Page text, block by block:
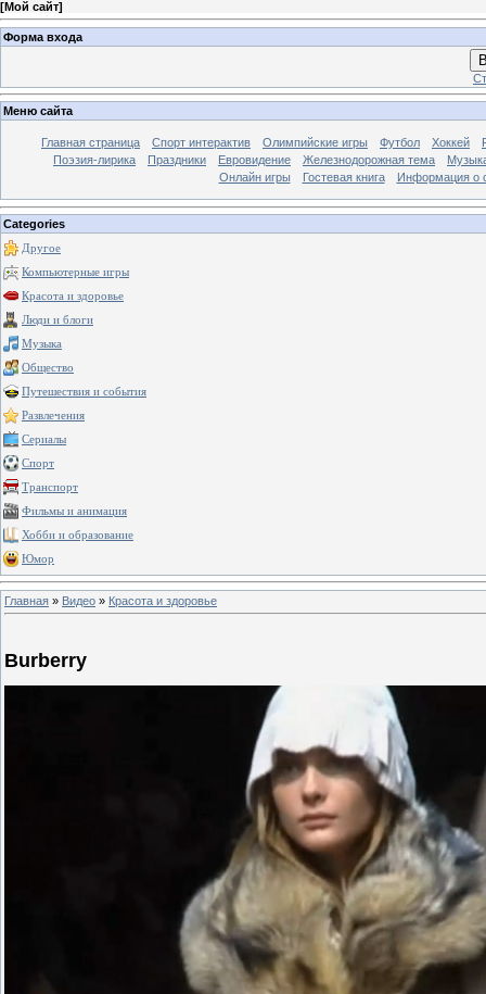
[Мой сайт]
Форма входа
Меню сайта
Главная страница Спорт интерактив Олимпийские игры Футбол Хоккей
Поэзия-лирика
Праздники Евровидение Железнодорожная тема
Онлайн игры
Гостевая книга Информация о
Categories
Другое
Компьютерные игры
Красота и здоровье
Люди и блоги
Музыка
Общество
Путешествия и события
Развлечения
Сериалы
Спорт
Транспорт
Фильмы и анимация
Хобби и образование
Юмор
Главная » Видео » Красота и здоровье
Burberry